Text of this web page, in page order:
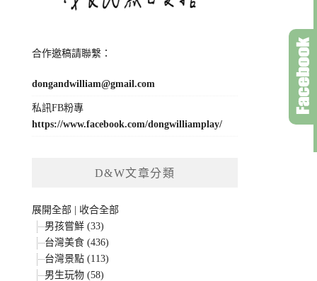
合作邀稿請聯繫：
dongandwilliam@gmail.com
私訊FB粉專
https://www.facebook.com/dongwilliamplay/
D&W文章分類
展開全部
收合全部
男孩嘗鮮 (33)
台灣美食 (436)
台灣景點 (113)
男生玩物 (58)